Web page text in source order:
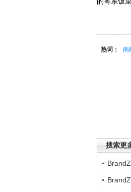
热词： 南
搜索更